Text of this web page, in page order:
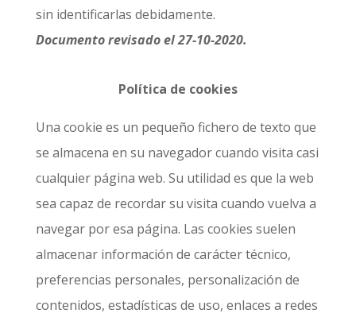
sin identificarlas debidamente.
Documento revisado el 27-10-2020.
Política de cookies
Una cookie es un pequeño fichero de texto que
se almacena en su navegador cuando visita casi
cualquier página web. Su utilidad es que la web
sea capaz de recordar su visita cuando vuelva a
navegar por esa página. Las cookies suelen
almacenar información de carácter técnico,
preferencias personales, personalización de
contenidos, estadísticas de uso, enlaces a redes